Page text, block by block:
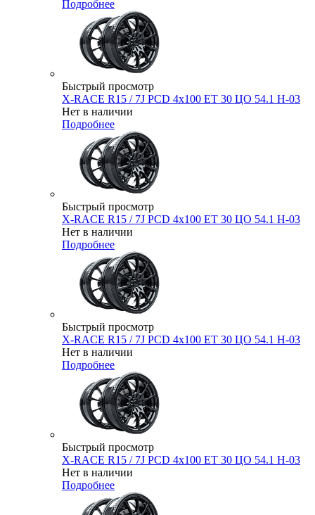
Подробнее
Быстрый просмотр
X-RACE R15 / 7J PCD 4x100 ЕТ 30 ЦО 54.1 H-03
Нет в наличии
Подробнее
Быстрый просмотр
X-RACE R15 / 7J PCD 4x100 ЕТ 30 ЦО 54.1 H-03
Нет в наличии
Подробнее
Быстрый просмотр
X-RACE R15 / 7J PCD 4x100 ЕТ 30 ЦО 54.1 H-03
Нет в наличии
Подробнее
Быстрый просмотр
X-RACE R15 / 7J PCD 4x100 ЕТ 30 ЦО 54.1 H-03
Нет в наличии
Подробнее